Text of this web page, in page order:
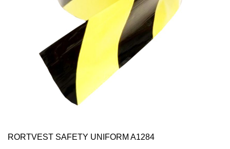
RORTVEST SAFETY UNIFORM A1284